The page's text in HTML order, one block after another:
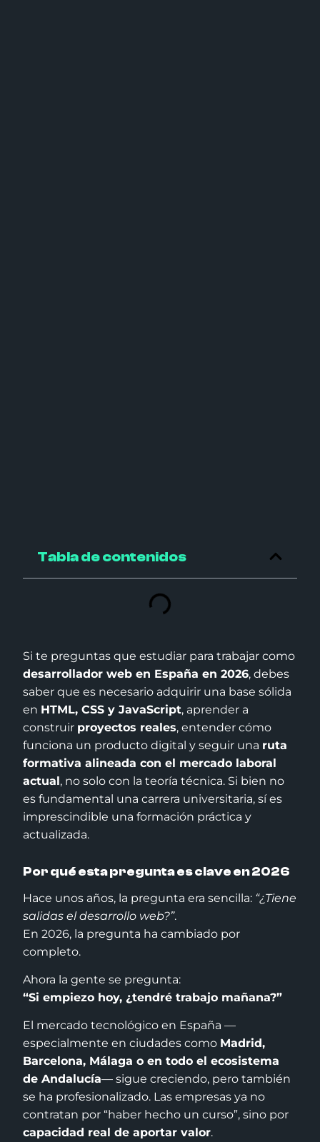
Tabla de contenidos
Si te preguntas que estudiar para trabajar como
desarrollador web en España en 2026, debes
saber que es necesario adquirir una base sólida
en HTML, CSS y JavaScript, aprender a
construir proyectos reales, entender cómo
funciona un producto digital y seguir una ruta
formativa alineada con el mercado laboral
actual, no solo con la teoría técnica. Si bien no
es fundamental una carrera universitaria, sí es
imprescindible una formación práctica y
actualizada.
Por qué esta pregunta es clave en 2026
Hace unos años, la pregunta era sencilla: “¿Tiene
salidas el desarrollo web?”.
En 2026, la pregunta ha cambiado por
completo.
Ahora la gente se pregunta:
“Si empiezo hoy, ¿tendré trabajo mañana?”
El mercado tecnológico en España —
especialmente en ciudades como Madrid,
Barcelona, Málaga o en todo el ecosistema
de Andalucía— sigue creciendo, pero también
se ha profesionalizado. Las empresas ya no
contratan por “haber hecho un curso”, sino por
capacidad real de aportar valor.